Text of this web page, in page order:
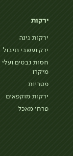
ירקות
ירקות גינה
ירק ועשבי תיבול
חסות נבטים ועלי
מיקרו
פטריות
ירקות מוקפאים
פרחי מאכל